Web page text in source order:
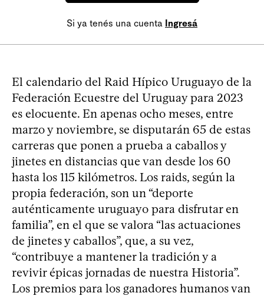
Si ya tenés una cuenta Ingresá
El calendario del Raid Hípico Uruguayo de la
Federación Ecuestre del Uruguay para 2023
es elocuente. En apenas ocho meses, entre
marzo y noviembre, se disputarán 65 de estas
carreras que ponen a prueba a caballos y
jinetes en distancias que van desde los 60
hasta los 115 kilómetros. Los raids, según la
propia federación, son un “deporte
auténticamente uruguayo para disfrutar en
familia”, en el que se valora “las actuaciones
de jinetes y caballos”, que, a su vez,
“contribuye a mantener la tradición y a
revivir épicas jornadas de nuestra Historia”.
Los premios para los ganadores humanos van